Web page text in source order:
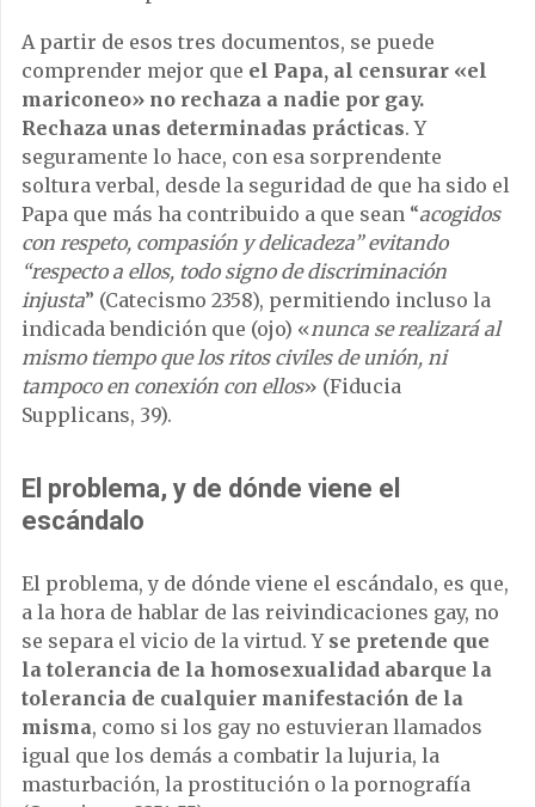
A partir de esos tres documentos, se puede
comprender mejor que el Papa, al censurar «el
mariconeo» no rechaza a nadie por gay.
Rechaza unas determinadas prácticas. Y
seguramente lo hace, con esa sorprendente
soltura verbal, desde la seguridad de que ha sido el
Papa que más ha contribuido a que sean “acogidos
con respeto, compasión y delicadeza” evitando
“respecto a ellos, todo signo de discriminación
injusta” (Catecismo 2358), permitiendo incluso la
indicada bendición que (ojo) «nunca se realizará al
mismo tiempo que los ritos civiles de unión, ni
tampoco en conexión con ellos» (Fiducia
Supplicans, 39).
El problema, y de dónde viene el
escándalo
El problema, y de dónde viene el escándalo, es que,
a la hora de hablar de las reivindicaciones gay, no
se separa el vicio de la virtud. Y se pretende que
la tolerancia de la homosexualidad abarque la
tolerancia de cualquier manifestación de la
misma, como si los gay no estuvieran llamados
igual que los demás a combatir la lujuria, la
masturbación, la prostitución o la pornografía